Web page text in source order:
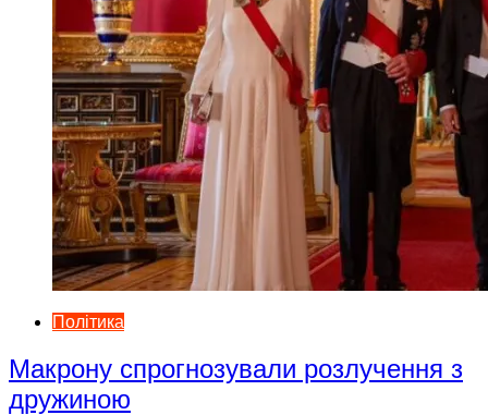
Політика
Макрону спрогнозували розлучення з
дружиною